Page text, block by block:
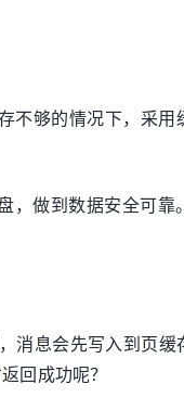
不够的情况下，采用
，做到数据安全可靠
消息会先写入到页缓
回成功呢？